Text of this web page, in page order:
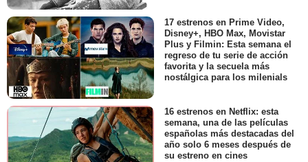
17 estrenos en Prime Video,
Disney+, HBO Max, Movistar
Plus y Filmin: Esta semana el
regreso de tu serie de acción
favorita y la secuela más
nostálgica para los milenials
16 estrenos en Netflix: esta
semana, una de las películas
españolas más destacadas del
año solo 6 meses después de
su estreno en cines